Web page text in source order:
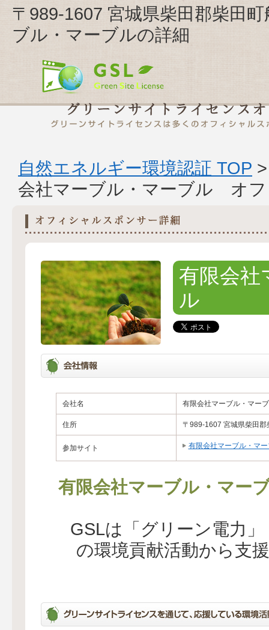
〒989-1607 宮城県柴田郡柴田
ブル・マーブルの詳細
自然エネルギー環境認証 TOP
会社マーブル・マーブル オ
有限会社
ル
会社名 有限会社マーブル・マー
住所 〒989-1607 宮城県柴田郡
参加サイト 有限会社マーブル・マー
有限会社マーブル・マー
GSLは「グリーン電力
の環境貢献活動から支